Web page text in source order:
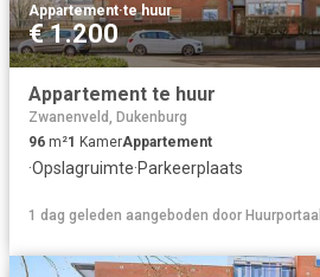
Appartement·te huur
€ 1.200
Appartement te huur
Zwanenveld, Dukenburg
96 m²1 KamerAppartement
·Opslagruimte·Parkeerplaats
1 dag geleden aangeboden door Huurportaal